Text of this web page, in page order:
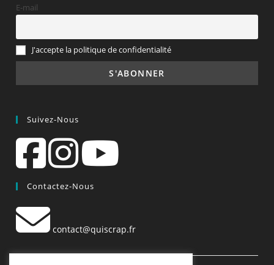
E-mail
J'accepte la politique de confidentialité
Suivez-Nous
Contactez-Nous
contact@quiscrap.fr